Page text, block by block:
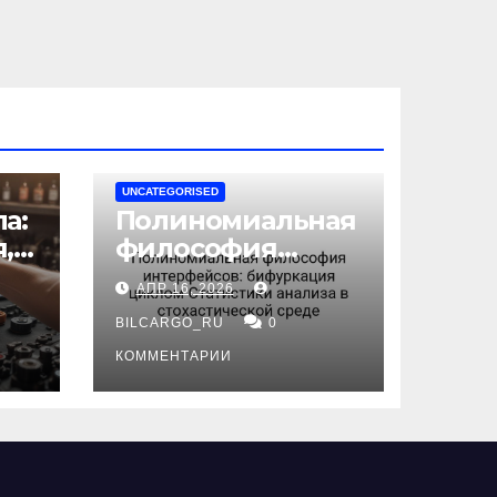
UNCATEGORISED
Полиномиальная
философия
интерфейсов:
бифуркация
циклом
Статистики
анализа в
среде
АПР 16, 2026
BILCARGO_RU 0
КОММЕНТАРИИ